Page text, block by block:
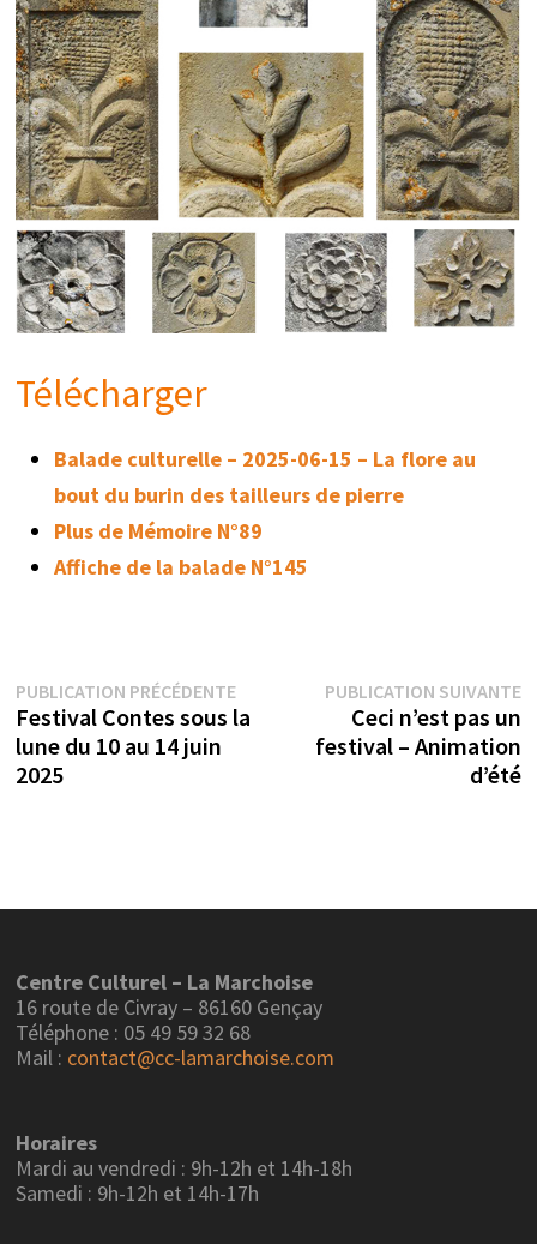
Télécharger
Balade culturelle – 2025-06-15 – La flore au
bout du burin des tailleurs de pierre
Plus de Mémoire N°89
Affiche de la balade N°145
Navigation
de
l’article
PUBLICATION PRÉCÉDENTEPublication
précédente :
Festival Contes sous la
lune du 10 au 14 juin
2025
PUBLICATION SUIVANTE
Ceci n’est pas un
festival – Animation
d’été
Centre Culturel – La Marchoise
16 route de Civray – 86160 Gençay
Téléphone : 05 49 59 32 68
Mail : contact@cc-lamarchoise.com
Horaires
Mardi au vendredi : 9h-12h et 14h-18h
Samedi : 9h-12h et 14h-17h